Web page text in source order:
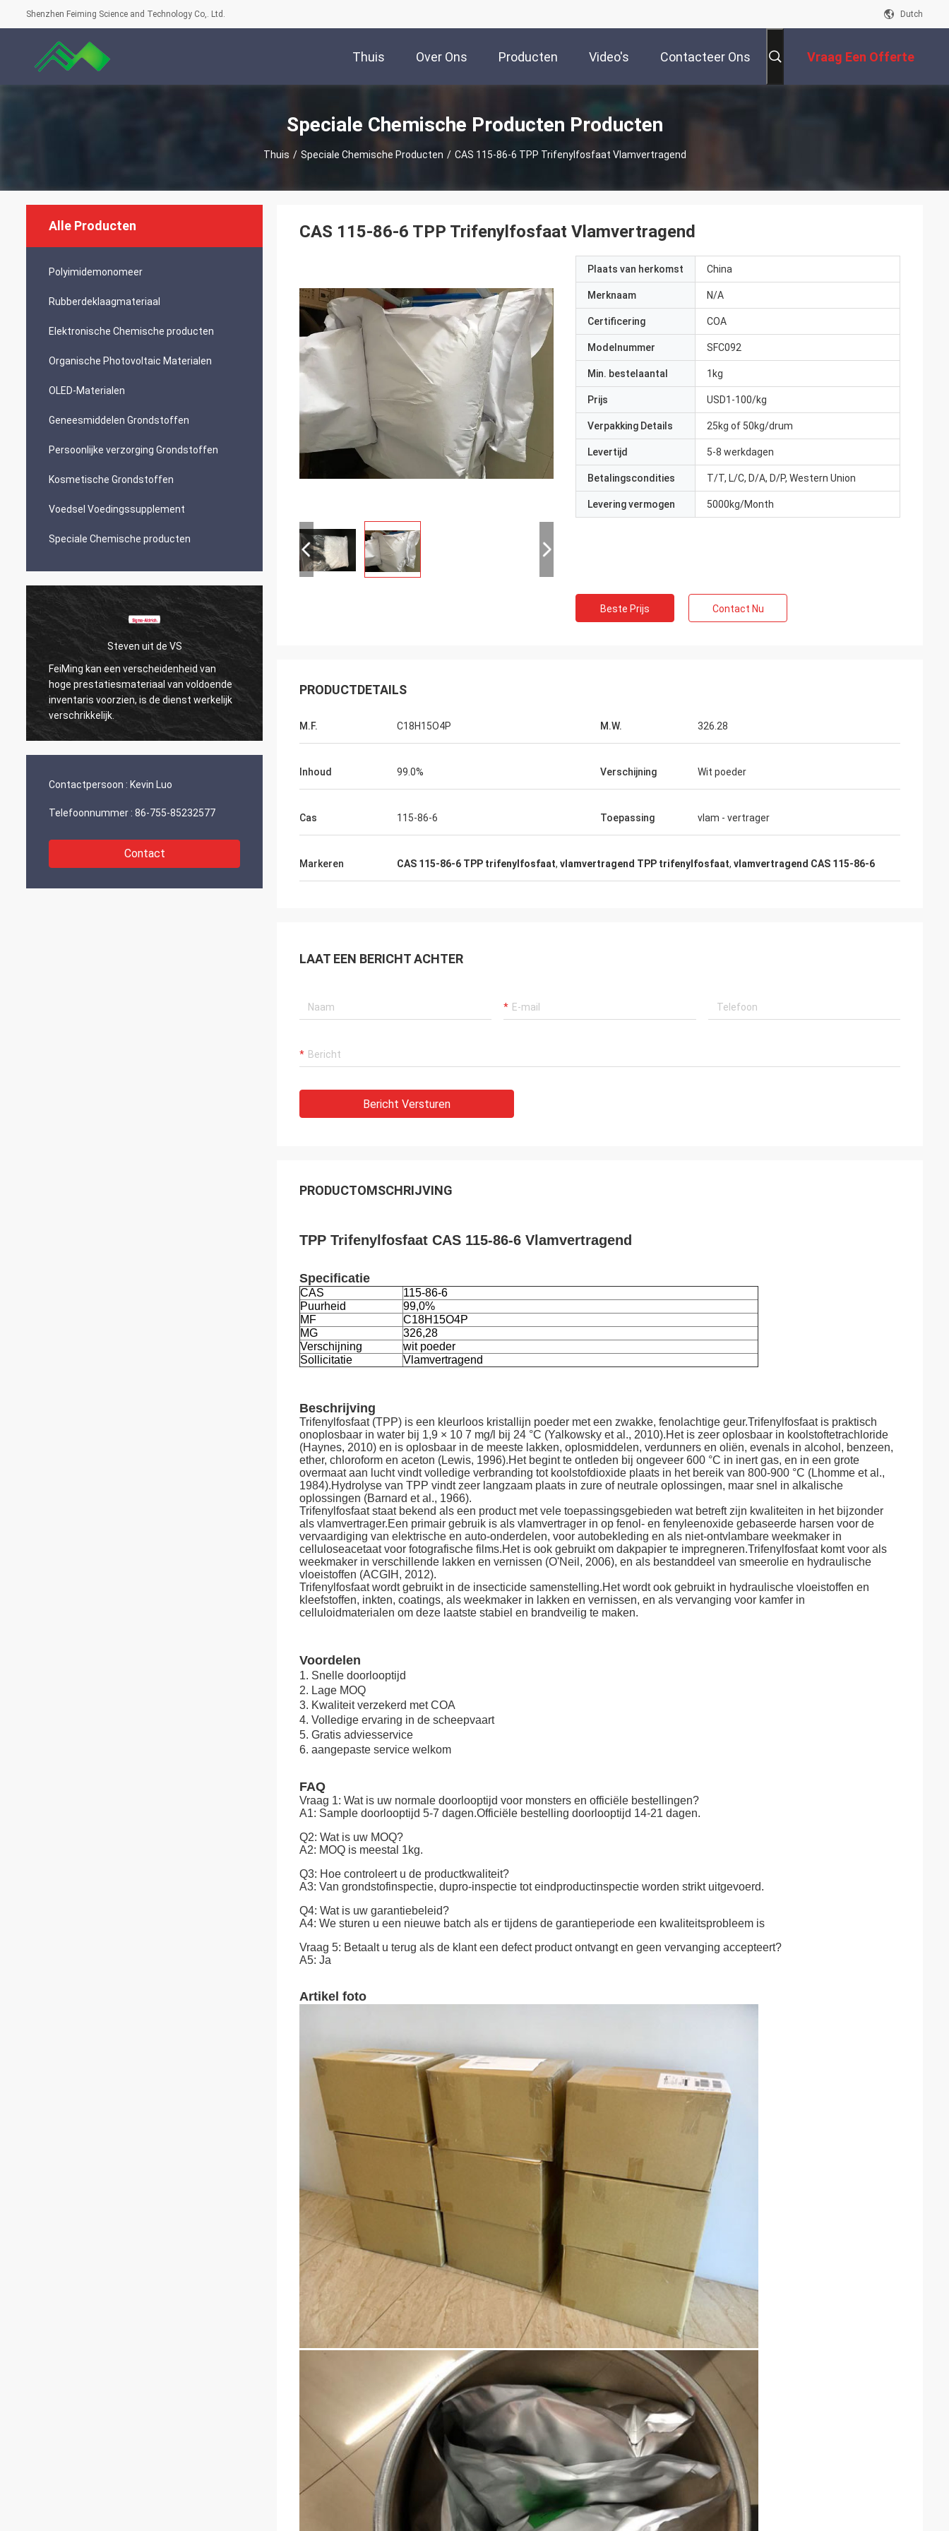
Shenzhen Feiming Science and Technology Co,. Ltd. Dutch
Thuis Over Ons Producten Video's Contacteer Ons Vraag Een Offerte
Speciale Chemische Producten Producten
Thuis / Speciale Chemische Producten / CAS 115-86-6 TPP Trifenylfosfaat Vlamvertragend
Alle Producten
Polyimidemonomeer
Rubberdeklaagmateriaal
Elektronische Chemische producten
Organische Photovoltaic Materialen
OLED-Materialen
Geneesmiddelen Grondstoffen
Persoonlijke verzorging Grondstoffen
Kosmetische Grondstoffen
Voedsel Voedingssupplement
Speciale Chemische producten
Steven uit de VS
een verscheidenheid van
van voldoende
is de dienst werkelijk
Alles is goed en de mensen werken eraan.
Als ik nieuws heb, zal ik dat direct met
jullie delen.
Contactpersoon : Kevin Luo
Telefoonnummer : 86-755-85232577
Contact
CAS 115-86-6 TPP Trifenylfosfaat Vlamvertragend
Plaats van herkomst China
Merknaam N/A
Certificering COA
Modelnummer SFC092
Min. bestelaantal 1kg
Prijs USD1-100/kg
Verpakking Details 25kg of 50kg/drum
Levertijd 5-8 werkdagen
Betalingscondities T/T, L/C, D/A, D/P, Western Union
Levering vermogen 5000kg/Month
Beste Prijs Contact Nu
PRODUCTDETAILS
M.F. C18H15O4P M.W. 326.28
Inhoud 99.0% Verschijning Wit poeder
Cas 115-86-6 Toepassing vlam - vertrager
Markeren CAS 115-86-6 TPP trifenylfosfaat, vlamvertragend TPP trifenylfosfaat, vlamvertragend CAS 115-86-6
LAAT EEN BERICHT ACHTER
Bericht Versturen
PRODUCTOMSCHRIJVING
TPP Trifenylfosfaat CAS 115-86-6 Vlamvertragend
Specificatie
CAS
115-86-6
Puurheid
99,0%
MF
C18H15O4P
MG
326,28
Verschijning
wit poeder
Sollicitatie
Vlamvertragend
Beschrijving
Trifenylfosfaat (TPP) is een kleurloos kristallijn poeder met een zwakke, fenolachtige geur.Trifenylfosfaat is praktisch
onoplosbaar in water bij 1,9 × 10 7 mg/l bij 24 °C (Yalkowsky et al., 2010).Het is zeer oplosbaar in koolstoftetrachloride
(Haynes, 2010) en is oplosbaar in de meeste lakken, oplosmiddelen, verdunners en oliën, evenals in alcohol, benzeen,
ether, chloroform en aceton (Lewis, 1996).Het begint te ontleden bij ongeveer 600 °C in inert gas, en in een grote
overmaat aan lucht vindt volledige verbranding tot koolstofdioxide plaats in het bereik van 800-900 °C (Lhomme et al.,
1984).Hydrolyse van TPP vindt zeer langzaam plaats in zure of neutrale oplossingen, maar snel in alkalische
oplossingen (Barnard et al., 1966).
Trifenylfosfaat staat bekend als een product met vele toepassingsgebieden wat betreft zijn kwaliteiten in het bijzonder
als vlamvertrager.Een primair gebruik is als vlamvertrager in op fenol- en fenyleenoxide gebaseerde harsen voor de
vervaardiging van elektrische en auto-onderdelen, voor autobekleding en als niet-ontvlambare weekmaker in
celluloseacetaat voor fotografische films.Het is ook gebruikt om dakpapier te impregneren.Trifenylfosfaat komt voor als
weekmaker in verschillende lakken en vernissen (O'Neil, 2006), en als bestanddeel van smeerolie en hydraulische
vloeistoffen (ACGIH, 2012).
Trifenylfosfaat wordt gebruikt in de insecticide samenstelling.Het wordt ook gebruikt in hydraulische vloeistoffen en
kleefstoffen, inkten, coatings, als weekmaker in lakken en vernissen, en als vervanging voor kamfer in
celluloidmaterialen om deze laatste stabiel en brandveilig te maken.
Voordelen
1. Snelle doorlooptijd
2. Lage MOQ
3. Kwaliteit verzekerd met COA
4. Volledige ervaring in de scheepvaart
5. Gratis adviesservice
6. aangepaste service welkom
FAQ
Vraag 1: Wat is uw normale doorlooptijd voor monsters en officiële bestellingen?
A1: Sample doorlooptijd 5-7 dagen.Officiële bestelling doorlooptijd 14-21 dagen.
Q2: Wat is uw MOQ?
A2: MOQ is meestal 1kg.
Q3: Hoe controleert u de productkwaliteit?
A3: Van grondstofinspectie, dupro-inspectie tot eindproductinspectie worden strikt uitgevoerd.
Q4: Wat is uw garantiebeleid?
A4: We sturen u een nieuwe batch als er tijdens de garantieperiode een kwaliteitsprobleem is
Vraag 5: Betaalt u terug als de klant een defect product ontvangt en geen vervanging accepteert?
A5: Ja
Artikel foto